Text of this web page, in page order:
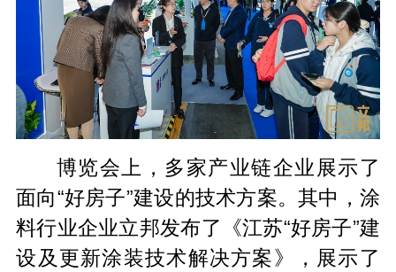
博览会上，多家产业链企业展示了
面向“好房子”建设的技术方案。其中，涂
料行业企业立邦发布了《江苏“好房子”建
设及更新涂装技术解决方案》，展示了